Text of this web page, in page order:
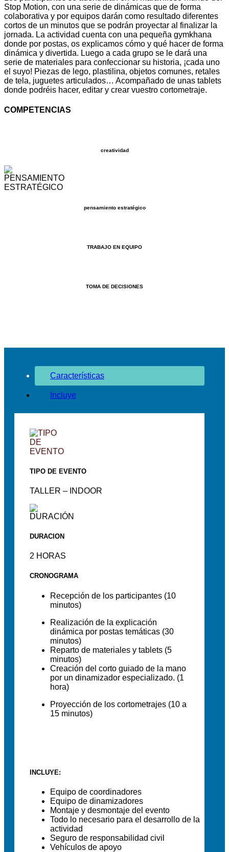
Stop Motion, con una serie de dinámicas que de forma
colaborativa y por equipos darán como resultado diferentes
cortos de un minutos que se podrán proyectar al finalizar la
jornada. La actividad cuenta con una pequeña gymkhana
donde por postas, os explicamos cómo y qué hacer de forma
dinámica y divertida. Luego a cada grupo se le dará una
serie de materiales para confeccionar su historia, ¡cada uno
el suyo! Piezas de lego, plastilina, objetos comunes, retales
de tela, juguetes articulados… Acompañado de unas tablets
donde podréis hacer, editar y crear vuestro cortometraje.
COMPETENCIAS
creatividad
pensamiento estratégico
TRABAJO EN EQUIPO
TOMA DE DECISIONES
Características
Incluye
TIPO DE EVENTO
TALLER – INDOOR
DURACION
2 HORAS
CRONOGRAMA
Recepción de los participantes (10
minutos)
Realización de la explicación
dinámica por postas temáticas (30
minutos)
Reparto de materiales y tablets (5
minutos)
Creación del corto guiado de la mano
por un dinamizador especializado. (1
hora)
Proyección de los cortometrajes (10 a
15 minutos)
INCLUYE:
Equipo de coordinadores
Equipo de dinamizadores
Montaje y desmontaje del evento
Todo lo necesario para el desarrollo de la
actividad
Seguro de responsabilidad civil
Vehículos de apoyo